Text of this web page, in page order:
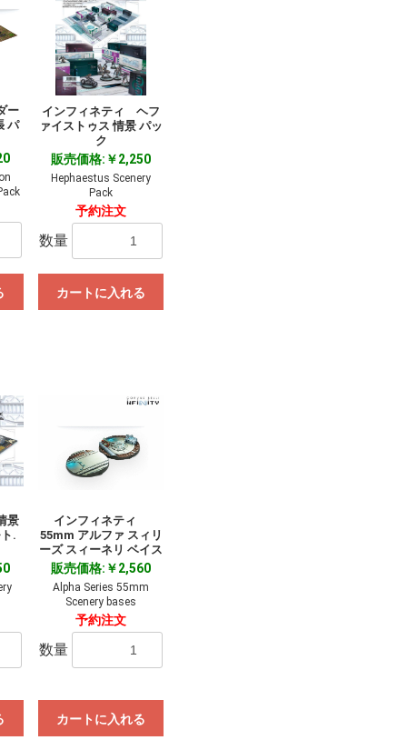
ー
パ
インフィネティ ヘフ
ァイストゥス 情景 パッ
ク
販売価格:￥2,250
Hephaestus Scenery
Pack
予約注文
数量
カートに入れる
景
.
インフィネティ
55mm アルファ スィリ
ーズ スィーネリ ベイス
販売価格:￥2,560
Alpha Series 55mm
Scenery bases
予約注文
数量
カートに入れる